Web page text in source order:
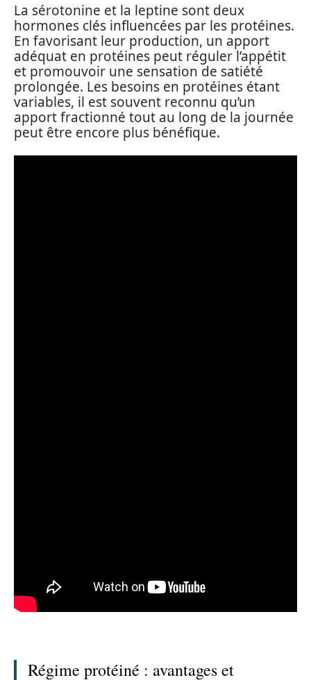
La sérotonine et la leptine sont deux
hormones clés influencées par les protéines.
En favorisant leur production, un apport
adéquat en protéines peut réguler l’appétit
et promouvoir une sensation de satiété
prolongée. Les besoins en protéines étant
variables, il est souvent reconnu qu’un
apport fractionné tout au long de la journée
peut être encore plus bénéfique.
Régime protéiné : avantages et